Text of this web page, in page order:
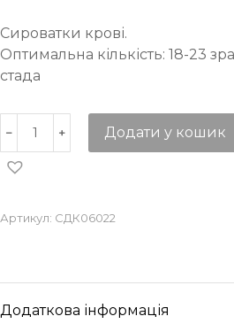
Сироватки крові.
Оптимальна кількість: 18-23
стада
Додати у кошик
Артикул: СДК06022
Додаткова інформація